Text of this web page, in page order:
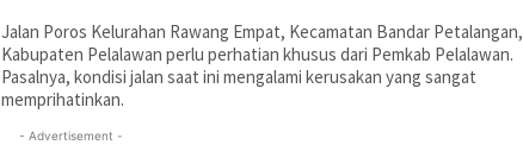
Jalan Poros Kelurahan Rawang Empat, Kecamatan Bandar Petalangan,
Kabupaten Pelalawan perlu perhatian khusus dari Pemkab Pelalawan.
Pasalnya, kondisi jalan saat ini mengalami kerusakan yang sangat
memprihatinkan.
- Advertisement -